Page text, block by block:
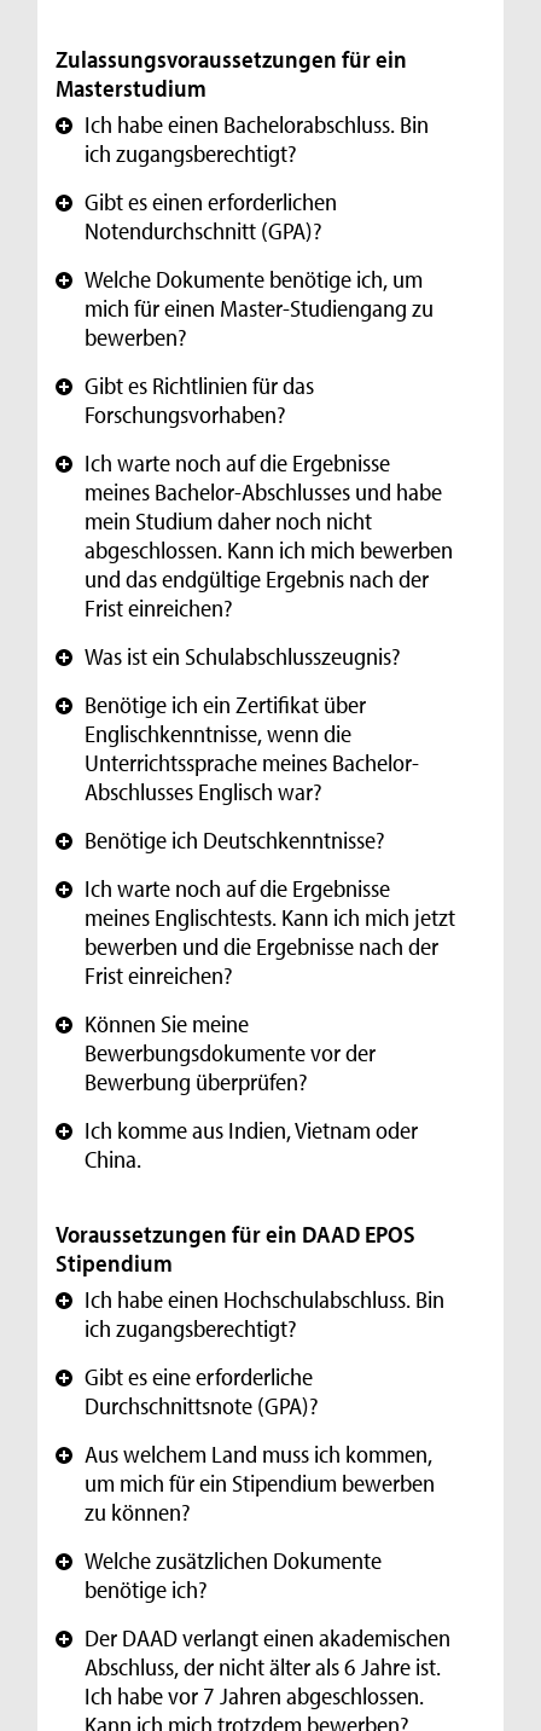
Zulassungsvoraussetzungen für ein
Masterstudium
+ Ich habe einen Bachelorabschluss. Bin
ich zugangsberechtigt?
+ Gibt es einen erforderlichen
Notendurchschnitt (GPA)?
+ Welche Dokumente benötige ich, um
mich für einen Master-Studiengang zu
bewerben?
+ Gibt es Richtlinien für das
Forschungsvorhaben?
+ Ich warte noch auf die Ergebnisse
meines Bachelor-Abschlusses und habe
mein Studium daher noch nicht
abgeschlossen. Kann ich mich bewerben
und das endgültige Ergebnis nach der
Frist einreichen?
+ Was ist ein Schulabschlusszeugnis?
+ Benötige ich ein Zertifikat über
Englischkenntnisse, wenn die
Unterrichtssprache meines Bachelor-
Abschlusses Englisch war?
+ Benötige ich Deutschkenntnisse?
+ Ich warte noch auf die Ergebnisse
meines Englischtests. Kann ich mich jetzt
bewerben und die Ergebnisse nach der
Frist einreichen?
+ Können Sie meine
Bewerbungsdokumente vor der
Bewerbung überprüfen?
+ Ich komme aus Indien, Vietnam oder
China.
Voraussetzungen für ein DAAD EPOS
Stipendium
+ Ich habe einen Hochschulabschluss. Bin
ich zugangsberechtigt?
+ Gibt es eine erforderliche
Durchschnittsnote (GPA)?
+ Aus welchem Land muss ich kommen,
um mich für ein Stipendium bewerben
zu können?
+ Welche zusätzlichen Dokumente
benötige ich?
+ Der DAAD verlangt einen akademischen
Abschluss, der nicht älter als 6 Jahre ist.
Ich habe vor 7 Jahren abgeschlossen.
Kann ich mich trotzdem bewerben?